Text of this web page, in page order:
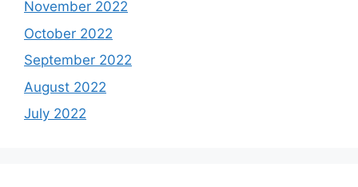
November 2022
October 2022
September 2022
August 2022
July 2022